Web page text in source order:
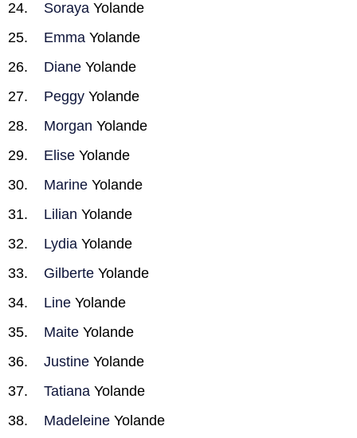
Soraya Yolande
Emma Yolande
Diane Yolande
Peggy Yolande
Morgan Yolande
Elise Yolande
Marine Yolande
Lilian Yolande
Lydia Yolande
Gilberte Yolande
Line Yolande
Maite Yolande
Justine Yolande
Tatiana Yolande
Madeleine Yolande